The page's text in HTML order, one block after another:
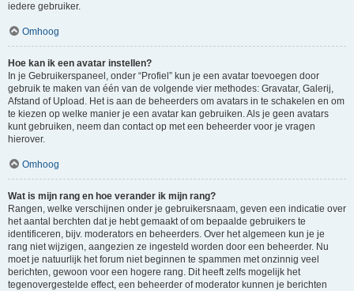
iedere gebruiker.
Omhoog
Hoe kan ik een avatar instellen?
In je Gebruikerspaneel, onder “Profiel” kun je een avatar toevoegen door
gebruik te maken van één van de volgende vier methodes: Gravatar, Galerij,
Afstand of Upload. Het is aan de beheerders om avatars in te schakelen en om
te kiezen op welke manier je een avatar kan gebruiken. Als je geen avatars
kunt gebruiken, neem dan contact op met een beheerder voor je vragen
hierover.
Omhoog
Wat is mijn rang en hoe verander ik mijn rang?
Rangen, welke verschijnen onder je gebruikersnaam, geven een indicatie over
het aantal berchten dat je hebt gemaakt of om bepaalde gebruikers te
identificeren, bijv. moderators en beheerders. Over het algemeen kun je je
rang niet wijzigen, aangezien ze ingesteld worden door een beheerder. Nu
moet je natuurlijk het forum niet beginnen te spammen met onzinnig veel
berichten, gewoon voor een hogere rang. Dit heeft zelfs mogelijk het
tegenovergestelde effect, een beheerder of moderator kunnen je berichten